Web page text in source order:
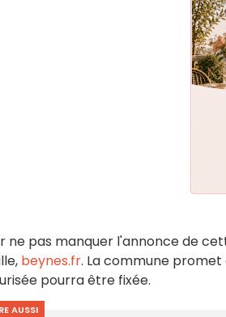
ne pas manquer l'annonce de
beynes.fr. La commune
pourra être fixée.
AUSSI